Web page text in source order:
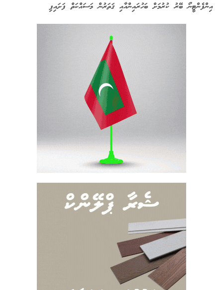
އިންފެންޓީނޯ ބޭރު ކުރުމަށް ބަހުރައިންއާއި ޤަތަރުން މަސައްކަތް ފަށައިފި